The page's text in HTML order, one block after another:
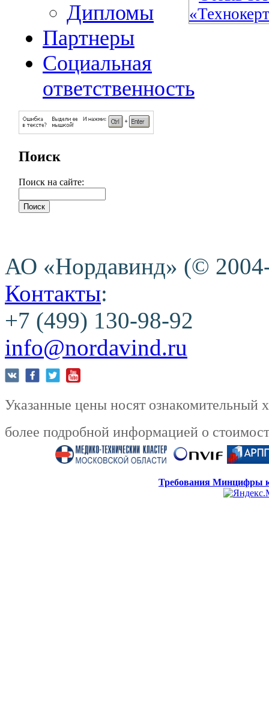
Дипломы
Партнеры
Социальная
ответственность
Поиск
Поиск на сайте:
АО «Нордавинд» (©
Контакты:
+7 (499) 130-98-92
info@nordavind.ru
Указанные цены носят ознакомительный
более подробной информацией о
Требования Минцифры